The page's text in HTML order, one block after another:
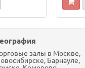
залы в Москве,
Барнауле,